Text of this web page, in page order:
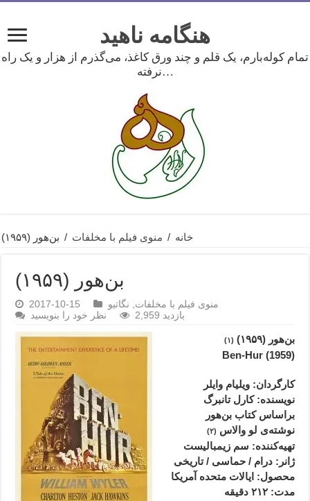
هنگامه ناهید
تمام کوله‌بارم، یک قلم و چند ورق کاغذ، می‌گذرم از هزار و یک راه
نرفته…
خانه / منوی فیلم با مخلفات / بن‌هور (۱۹۵۹)
بن‌هور (۱۹۵۹)
2017-10-15 منوی فیلم با مخلفات
نگاتیو
نظر خود را بنویسید
2,959 بازدید
بن‌هور (۱۹۵۹) (۱)
(1959) Ben-Hur
کارگردان: ویلیام وایلر
نویسنده: کارل تانبرگ
براساس کتاب بن‌هور
نوشته‌ی لو والاس (۲)
تهیه‌کننده: سم زیمبالیست
ژانر : درام / حماسی / تاریخی
محصول: ایالات متحده آمریکا
مدت: ۲۱۲ دقیقه